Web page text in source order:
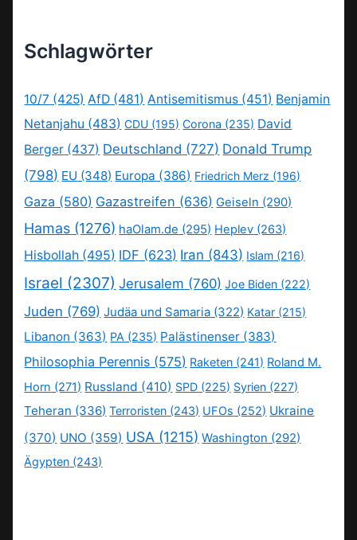
Schlagwörter
10/7 (425) AfD (481) Antisemitismus (451) Benjamin
Netanjahu (483) CDU (195) Corona (235) David
Berger (437) Deutschland (727) Donald Trump
(798) EU (348) Europa (386) Friedrich Merz (196)
Gaza (580) Gazastreifen (636) Geiseln (290)
Hamas (1276) haOlam.de (295) Heplev (263)
Hisbollah (495) IDF (623) Iran (843) Islam (216)
Israel (2307) Jerusalem (760) Joe Biden (222)
Juden (769) Judäa und Samaria (322) Katar (215)
Libanon (363) PA (235) Palästinenser (383)
Philosophia Perennis (575) Raketen (241) Roland M.
Horn (271) Russland (410) SPD (225) Syrien (227)
Teheran (336) Terroristen (243) UFOs (252) Ukraine
(370) UNO (359) USA (1215) Washington (292)
Ägypten (243)